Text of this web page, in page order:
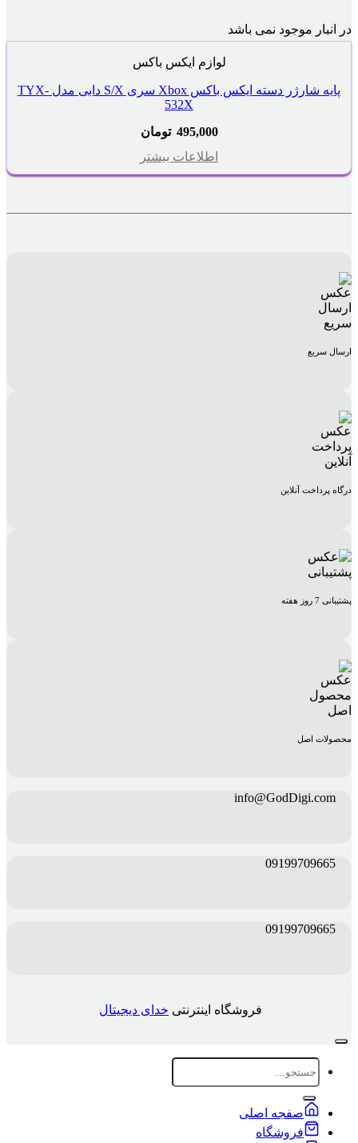
در انبار موجود نمی باشد
لوازم ایکس باکس
پایه شارژر دسته ایکس باکس Xbox سری S/X دابی مدل TYX-
532X
495,000 تومان
اطلاعات بیشتر
ارسال سریع
درگاه پرداخت آنلاین
پشتیبانی 7 روز هفته
محصولات اصل
info@GodDigi.com
09199709665
09199709665
فروشگاه اینترنتی خدای دیجیتال
جستجو
برای:
صفجه اصلی
فروشگاه